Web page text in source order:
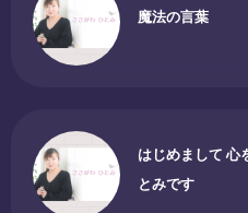
魔法の言葉
はじめまして 心
とみです